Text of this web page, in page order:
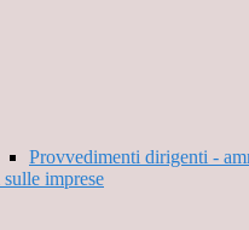
Provvedimenti dirigenti -
imprese